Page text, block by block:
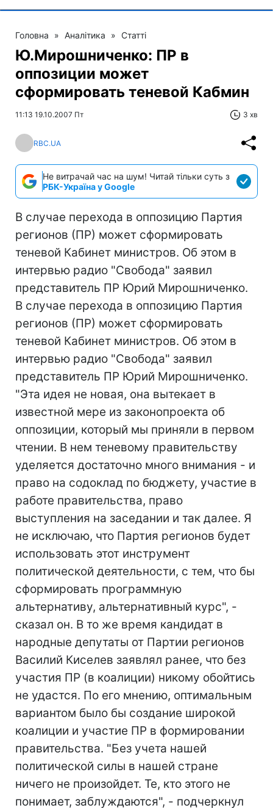
Головна » Аналітика » Статті
Ю.Мирошниченко: ПР в
оппозиции может
сформировать теневой Кабмин
11:13 19.10.2007 Пт 3 хв
RBC.UA
Не витрачай час на шум! Читай тільки суть з
РБК-Україна у Google
В случае перехода в оппозицию Партия
регионов (ПР) может сформировать
теневой Кабинет министров. Об этом в
интервью радио "Свобода" заявил
представитель ПР Юрий Мирошниченко.
В случае перехода в оппозицию Партия
регионов (ПР) может сформировать
теневой Кабинет министров. Об этом в
интервью радио "Свобода" заявил
представитель ПР Юрий Мирошниченко.
"Эта идея не новая, она вытекает в
известной мере из законопроекта об
оппозиции, который мы приняли в первом
чтении. В нем теневому правительству
уделяется достаточно много внимания - и
право на содоклад по бюджету, участие в
работе правительства, право
выступления на заседании и так далее. Я
не исключаю, что Партия регионов будет
использовать этот инструмент
политической деятельности, с тем, что бы
сформировать программную
альтернативу, альтернативный курс", -
сказал он. В то же время кандидат в
народные депутаты от Партии регионов
Василий Киселев заявлял ранее, что без
участия ПР (в коалиции) никому обойтись
не удастся. По его мнению, оптимальным
вариантом было бы создание широкой
коалиции и участие ПР в формировании
правительства. "Без учета нашей
политической силы в нашей стране
ничего не произойдет. Те, кто этого не
понимает, заблуждаются", - подчеркнул